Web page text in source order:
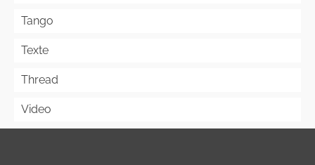
Tango
Texte
Thread
Video